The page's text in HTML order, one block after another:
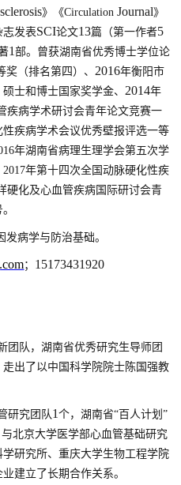
》《Circulation Journal》
志发表SCI论文13篇（第一作者5
1部。 曾获湖南省优秀博士学位论
（排名第四）、 2016年衡阳市
士和博士国家奖学金、 2014年
疾病学术研讨会青年论文竞赛一
疾病学术会议优秀壁报评选一等
年湖南省病理生理学会第五次学
2017年第十四次全国动脉硬化性疾
硬化及心血管疾病国际研讨会青
发病学与防治基础。
； 15173431920
团队，湖南省优秀研究生导师团
走出了以中国科学院院士陈国强教
研究团队 1个，湖南省“百人计划”
与北京大学医学部心血管基础研究
研究所、重庆大学生物工程学院
业建立了长期合作关系。